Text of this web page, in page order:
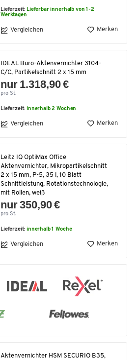
Lieferzeit: Lieferbar innerhalb von 1-2
Werktagen
Vergleichen Merken
IDEAL Büro-Aktenvernichter 3104-
C/C, Partikelschnitt 2 x 15 mm
nur 1.318,90 €
pro St.
Lieferzeit:innerhalb 2 Wochen
Vergleichen Merken
Leitz IQ OptiMax Office
Aktenvernichter, Mikropartikelschnitt
2 x 15 mm, P-5, 35 l, 10 Blatt
Schnittleistung, Rotationstechnologie,
mit Rollen, weiß
nur 350,90 €
pro St.
Lieferzeit:innerhalb 1 Woche
Vergleichen Merken
Aktenvernichter HSM SECURIO B35,